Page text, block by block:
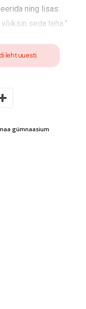
ning lisas:
seda teha.”
leht uuesti.
gümnaasium